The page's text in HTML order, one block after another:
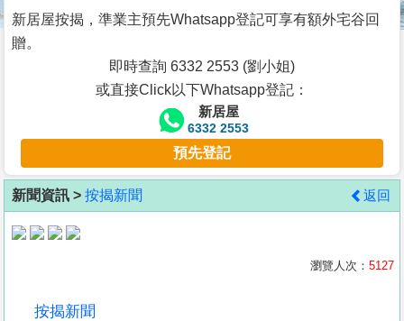
谷
按
客
地
產
新居屋按揭，準業主預先Whatsapp登記可享有額外宅谷回
贈。
即時查詢 6332 2553 (劉小姐)
或直接Click以下Whatsapp登記：
新居屋
6332 2553
預先登記
新聞資訊 > 按揭新聞 返回
瀏覽人次： 5127
按揭新聞